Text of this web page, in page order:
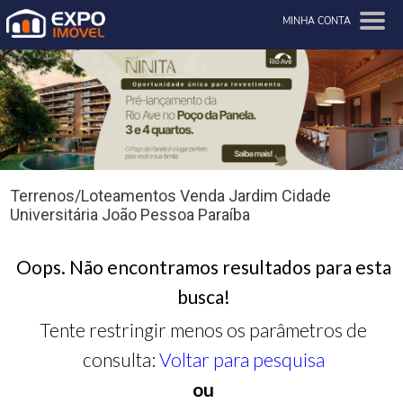
MINHA CONTA
Terrenos/Loteamentos Venda Jardim Cidade
Universitária João Pessoa Paraíba
Oops. Não encontramos resultados para esta
busca!
Tente restringir menos os parâmetros de
consulta: Voltar para pesquisa
ou